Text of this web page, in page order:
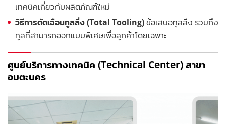
เทคนิคเกี่ยวกับผลิตภัณฑ์ใหม่
วิธีการตัดเฉือนทูลลิ่ง (Total Tooling)ข้อเสนอทูลลิ่ง รวมถึง
ทูลที่สามารถออกแบบพิเศษเพื่อลูกค้าโดยเฉพาะ
ศูนย์บริการทางเทคนิค (Technical Center) สาขา
อมตะนคร